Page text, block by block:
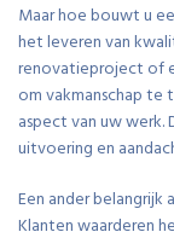
Maar hoe bouwt u
het leveren van
renovatieproject of
om vakmanschap te
aspect van uw
uitvoering en
Een ander belangrijk
Klanten waarderen